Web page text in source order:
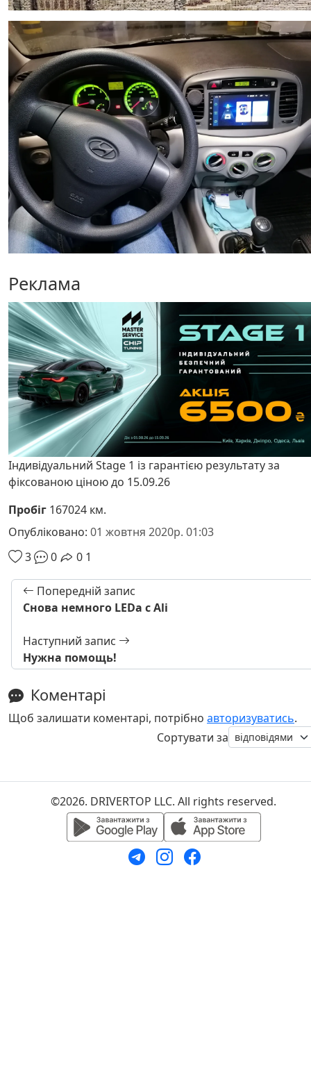
Реклама
Індивідуальний Stage 1 із гарантією результату за
фіксованою ціною до 15.09.26
Пробіг 167024 км.
Опубліковано: 01 жовтня 2020р. 01:03
3
0 0 1
Попередній запис
Снова немного LEDа с Ali
Наступний запис
Нужна помощь!
Коментарі
Щоб залишати коментарі, потрібно авторизуватись.
Сортувати за
©2026. DRIVERTOP LLC. All rights reserved.